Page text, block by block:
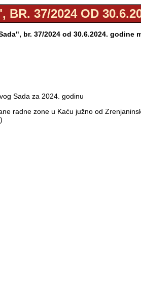
37/2024 OD
br. 37/2024 od 30.6.2024. godine
Sada za 2024. godinu
radne zone u Kaću južno od